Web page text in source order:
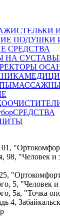
СТЕЛЬКИ
ПОДУШКИ
СРЕДСТВА
НА СУСТАВЫ
СРЕДСТВА
98, "Человек и
5, "Человек
5а, "Точка
4,